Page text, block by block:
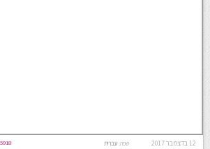
12 בדצמבר 2017 שפה: עברית